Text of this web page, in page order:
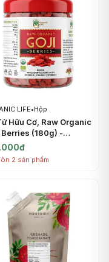
LIFE•Hộp
Hữu Cơ, Raw Organic
Berries (180g) -
LIFE
2 sản phẩm